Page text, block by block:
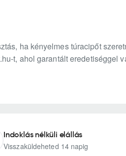
ha kényelmes túracipőt
t, ahol garantált eredetiséggel
Indoklás nélküli elállás
Visszaküldeheted 14 napig